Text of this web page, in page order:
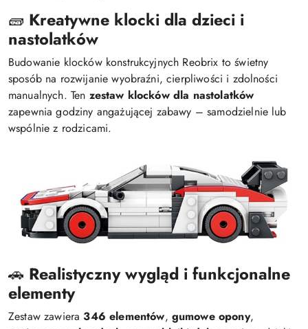
🧱 Kreatywne klocki dla dzieci i
nastolatków
Budowanie klocków konstrukcyjnych Reobrix to świetny
sposób na rozwijanie wyobraźni, cierpliwości i zdolności
manualnych. Ten zestaw klocków dla nastolatków
zapewnia godziny angażującej zabawy – samodzielnie lub
wspólnie z rodzicami.
🚗 Realistyczny wygląd i funkcjonalne
elementy
Zestaw zawiera346 elementów, gumowe opony,